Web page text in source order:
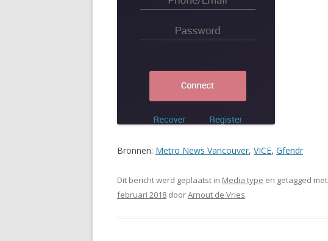
Bronnen: Metro News Vancouver, VICE, Gfendr
Dit bericht werd geplaatst in Media type en getagged met
februari 2018 doorArnout de Vries.